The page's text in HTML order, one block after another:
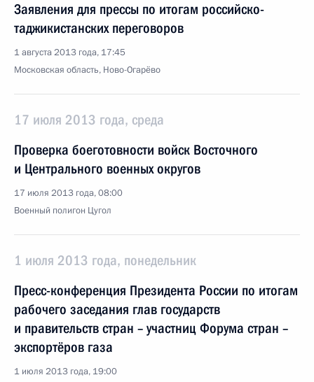
Заявления для прессы по итогам российско-
таджикистанских переговоров
1 августа 2013 года, 17:45
Московская область, Ново-Огарёво
17 июля 2013 года, среда
Проверка боеготовности войск Восточного
и Центрального военных округов
17 июля 2013 года, 08:00
Военный полигон Цугол
1 июля 2013 года, понедельник
Пресс-конференция Президента России по итогам
рабочего заседания глав государств
и правительств стран – участниц Форума стран –
экспортёров газа
1 июля 2013 года, 19:00